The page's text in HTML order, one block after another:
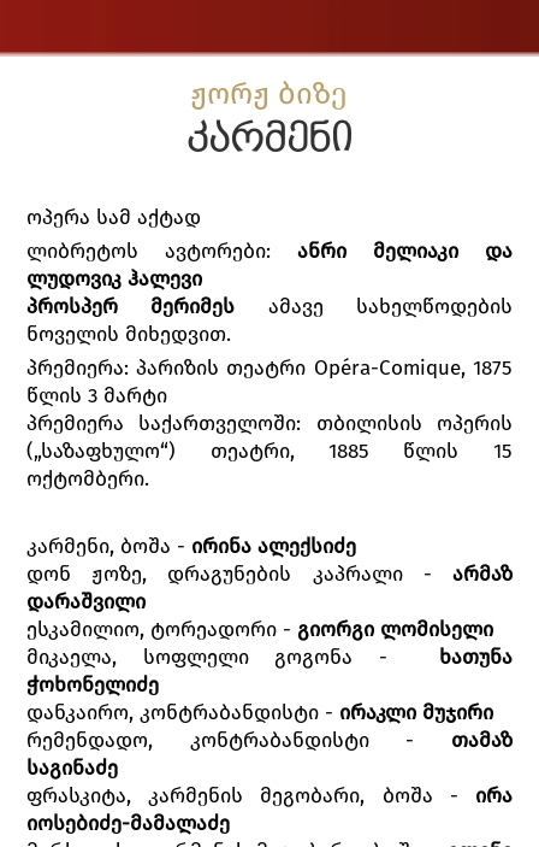
ჟორჟ ბიზე
კარმენი
ოპერა სამ აქტად
ლიბრეტოს ავტორები: ანრი მელიაკი და
ლუდოვიკ ჰალევი
პროსპერ მერიმეს ამავე სახელწოდების
ნოველის მიხედვით.
პრემიერა: პარიზის თეატრი Opéra-Comique, 1875
წლის 3 მარტი
პრემიერა საქართველოში: თბილისის ოპერის
(„საზაფხულო“) თეატრი, 1885 წლის 15
ოქტომბერი.
კარმენი, ბოშა - ირინა ალექსიძე
დონ ჟოზე, დრაგუნების კაპრალი - არმაზ
დარაშვილი
ესკამილიო, ტორეადორი - გიორგი ლომისელი
მიკაელა, სოფლელი გოგონა - ხათუნა
ჭოხონელიძე
დანკაირო, კონტრაბანდისტი - ირაკლი მუჯირი
რემენდადო, კონტრაბანდისტი - თამაზ
საგინაძე
ფრასკიტა, კარმენის მეგობარი, ბოშა - ირა
იოსებიძე-მამალაძე